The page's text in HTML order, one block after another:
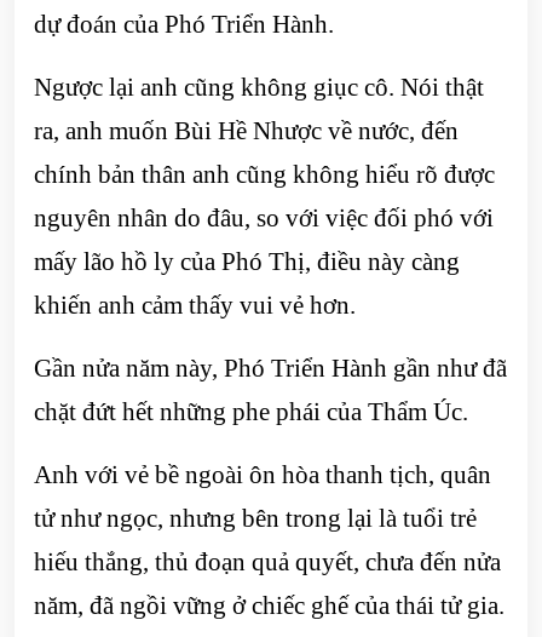
dự đoán của Phó Triển Hành.
Ngược lại anh cũng không giục cô. Nói thật
ra, anh muốn Bùi Hề Nhược về nước, đến
chính bản thân anh cũng không hiểu rõ được
nguyên nhân do đâu, so với việc đối phó với
mấy lão hồ ly của Phó Thị, điều này càng
khiến anh cảm thấy vui vẻ hơn.
Gần nửa năm này, Phó Triển Hành gần như đã
chặt đứt hết những phe phái của Thẩm Úc.
Anh với vẻ bề ngoài ôn hòa thanh tịch, quân
tử như ngọc, nhưng bên trong lại là tuổi trẻ
hiếu thắng, thủ đoạn quả quyết, chưa đến nửa
năm, đã ngồi vững ở chiếc ghế của thái tử gia.